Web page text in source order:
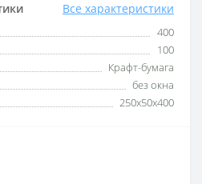
Все характеристики
400
100
Крафт-бумага
без окна
250х50х400